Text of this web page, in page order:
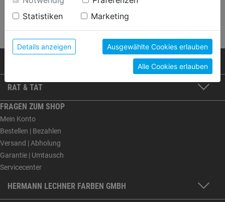
RAT & TAT
FRAGEN ZUM SHOP
Mein Konto
Bestellen | Bezahlen
Versand | Abholung
Garantie | Umtausch
Servicecenter
HERMANN LECHNER FARBEN GMBH
unter anderem auch in den USA, verarbeitet.
Durch Klick auf "Alle Cookies erlauben" stimmst du
der Verwendung aller Cookies zu. Unter "Details
anzeigen" findest du alle Infos zu den
unterschiedlichen Cookies, unter "Cookies
Konfigurieren" kannst du auswählen, welche Cookies
du zulassen möchtest und welche nicht.
Weitere Informationen findest du in unserer
Datenschutzerklärung
Statistiken
Marketing
Details anzeigen Ausgewählte Cookies erlauben
Alle Cookies erlauben